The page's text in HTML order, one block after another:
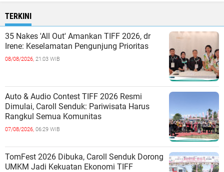
TERKINI
35 Nakes 'All Out' Amankan TIFF 2026, dr
Irene: Keselamatan Pengunjung Prioritas
08/08/2026, 21:03 WIB
Auto & Audio Contest TIFF 2026 Resmi
Dimulai, Caroll Senduk: Pariwisata Harus
Rangkul Semua Komunitas
07/08/2026, 06:29 WIB
TomFest 2026 Dibuka, Caroll Senduk Dorong
UMKM Jadi Kekuatan Ekonomi TIFF